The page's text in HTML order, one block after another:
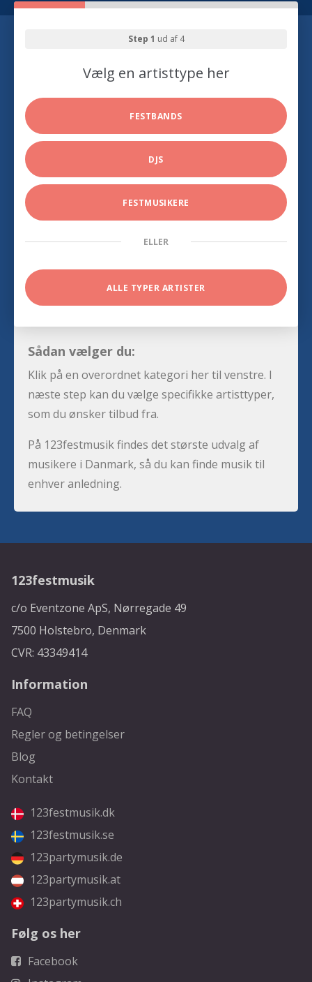
Step 1 ud af 4
Vælg en artisttype her
FESTBANDS
DJS
FESTMUSIKERE
ELLER
ALLE TYPER ARTISTER
Sådan vælger du:
Klik på en overordnet kategori her til venstre. I
næste step kan du vælge specifikke artisttyper,
som du ønsker tilbud fra.
På 123festmusik findes det største udvalg af
musikere i Danmark, så du kan finde musik til
enhver anledning.
123festmusik
c/o Eventzone ApS, Nørregade 49
7500 Holstebro, Denmark
CVR: 43349414
Information
FAQ
Regler og betingelser
Blog
Kontakt
123festmusik.dk
123festmusik.se
123partymusik.de
123partymusik.at
123partymusik.ch
Følg os her
Facebook